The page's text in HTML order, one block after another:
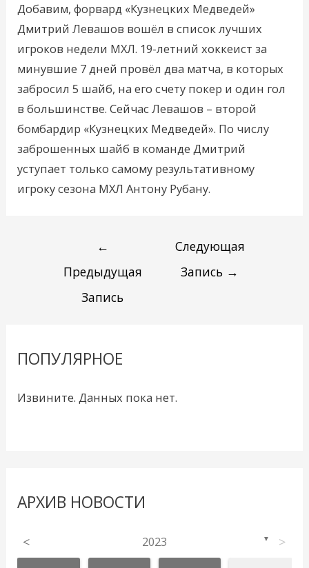
Добавим, форвард «Кузнецких Медведей»
Дмитрий Левашов вошёл в список лучших
игроков недели МХЛ. 19-летний хоккеист за
минувшие 7 дней провёл два матча, в которых
забросил 5 шайб, на его счету покер и один гол
в большинстве. Сейчас Левашов – второй
бомбардир «Кузнецких Медведей». По числу
заброшенных шайб в команде Дмитрий
уступает только самому результативному
игроку сезона МХЛ Антону Рубану.
←
Предыдущая
Запись
Следующая
Запись →
ПОПУЛЯРНОЕ
Извините. Данных пока нет.
АРХИВ НОВОСТИ
< 2023 ▼ >